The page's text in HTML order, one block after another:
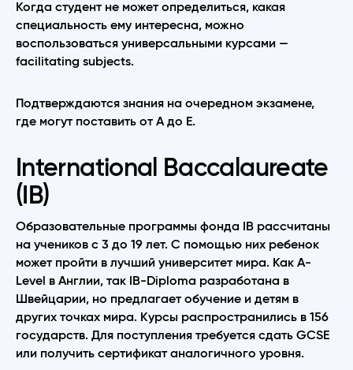
Когда студент не может определиться, какая
специальность ему интересна, можно
воспользоваться универсальными курсами —
facilitating subjects.
Подтверждаются знания на очередном экзамене,
где могут поставить от А до Е.
International Baccalaureate
(IB)
Образовательные программы фонда IB рассчитаны
на учеников с 3 до 19 лет. С помощью них ребенок
может пройти в лучший университет мира. Как A-
Level в Англии, так IB-Diploma разработана в
Швейцарии, но предлагает обучение и детям в
других точках мира. Курсы распространились в 156
государств. Для поступления требуется сдать GCSE
или получить сертификат аналогичного уровня.